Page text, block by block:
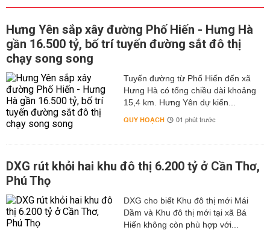
Hưng Yên sắp xây đường Phố Hiến - Hưng Hà
gần 16.500 tỷ, bố trí tuyến đường sắt đô thị
chạy song song
Tuyến đường từ Phố Hiến đến xã
Hưng Hà có tổng chiều dài khoảng
15,4 km. Hưng Yên dự kiến...
QUY HOẠCH 01 phút trước
DXG rút khỏi hai khu đô thị 6.200 tỷ ở Cần Thơ,
Phú Thọ
DXG cho biết Khu đô thị mới Mái
Dầm và Khu đô thị mới tại xã Bá
Hiến không còn phù hợp với...